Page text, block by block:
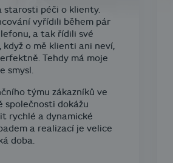
starosti péči o klienty.
vyřídili během pár
a tak řídili své
když o mě klienti ani neví,
Tehdy má moje
smysl.
týmu zákazníků ve
společnosti dokážu
rychlé a dynamické
a realizací je velice
doba.